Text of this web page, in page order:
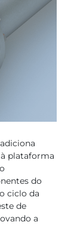
plataforma
do
ciclo da
de
a